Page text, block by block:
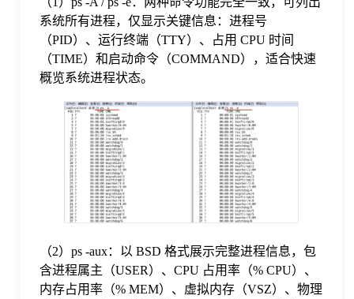
系统所有进程，仅显示关键信息：进程号
（PID）、运行终端（TTY）、占用 CPU 时间
（TIME）和启动命令（COMMAND），适合快速
概览系统进程状态。
（2）ps -aux：以 BSD 格式展示完整进程信息，包
含进程属主（USER）、CPU 占用率（% CPU）、
内存占用率（% MEM）、虚拟内存（VSZ）、物理